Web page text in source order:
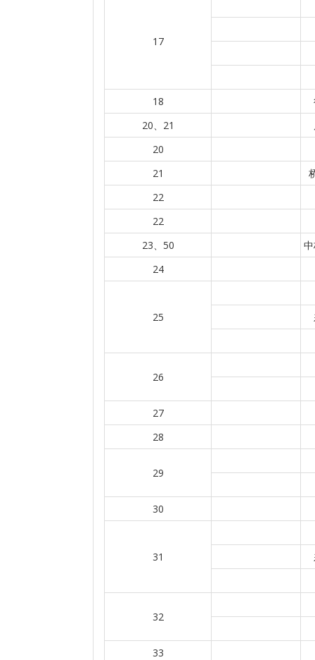
17
18
20、21
20
21
22
22
23、50
24
25
26
27
28
29
30
31
32
33